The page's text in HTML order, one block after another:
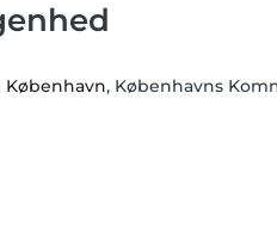
København, Københavns